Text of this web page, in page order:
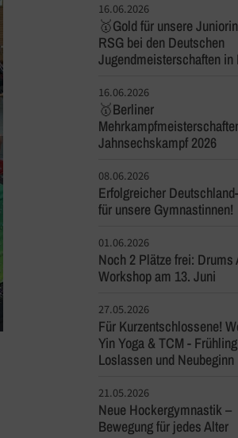
16.06.2026
🥇Gold für unsere
RSG bei den Deutschen
Jugendmeisterschaften in
16.06.2026
🥇Berliner
Jahnsechskampf 2026
08.06.2026
Erfolgreicher
für unsere Gymnastinnen!
01.06.2026
Noch 2 Plätze frei: Drums
Workshop am 13. Juni
27.05.2026
Für Kurzentschlossene!
Yin Yoga & TCM - Frühling
Loslassen und Neubeginn
21.05.2026
Neue Hockergymnastik –
Bewegung für jedes Alter